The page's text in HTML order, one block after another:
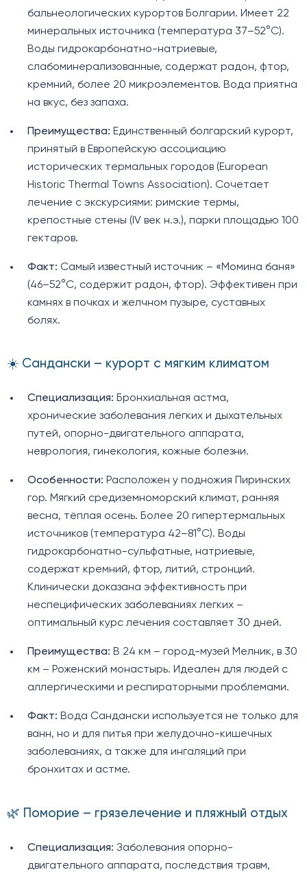
бальнеологических курортов Болгарии. Имеет 22
минеральных источника (температура 37–52°C).
Воды гидрокарбонатно-натриевые,
слабоминерализованные, содержат радон, фтор,
кремний, более 20 микроэлементов. Вода приятна
на вкус, без запаха.
Преимущества: Единственный болгарский курорт,
принятый в Европейскую ассоциацию
исторических термальных городов (European
Historic Thermal Towns Association). Сочетает
лечение с экскурсиями: римские термы,
крепостные стены (IV век н.э.), парки площадью 100
гектаров.
Факт: Самый известный источник – «Момина баня»
(46–52°C, содержит радон, фтор). Эффективен при
камнях в почках и желчном пузыре, суставных
болях.
☀️ Сандански – курорт с мягким климатом
Специализация: Бронхиальная астма,
хронические заболевания лёгких и дыхательных
путей, опорно-двигательного аппарата,
неврология, гинекология, кожные болезни.
Особенности: Расположен у подножия Пиринских
гор. Мягкий средиземноморский климат, ранняя
весна, тёплая осень. Более 20 гипертермальных
источников (температура 42–81°C). Воды
гидрокарбонатно-сульфатные, натриевые,
содержат кремний, фтор, литий, стронций.
Клинически доказана эффективность при
неспецифических заболеваниях легких –
оптимальный курс лечения составляет 30 дней.
Преимущества: В 24 км – город-музей Мелник, в 30
км – Роженский монастырь. Идеален для людей с
аллергическими и респираторными проблемами.
Факт: Вода Сандански используется не только для
ванн, но и для питья при желудочно-кишечных
заболеваниях, а также для ингаляций при
бронхитах и астме.
🌿 Поморие – грязелечение и пляжный отдых
Специализация: Заболевания опорно-
двигательного аппарата, последствия травм,